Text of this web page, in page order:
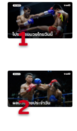
1
2